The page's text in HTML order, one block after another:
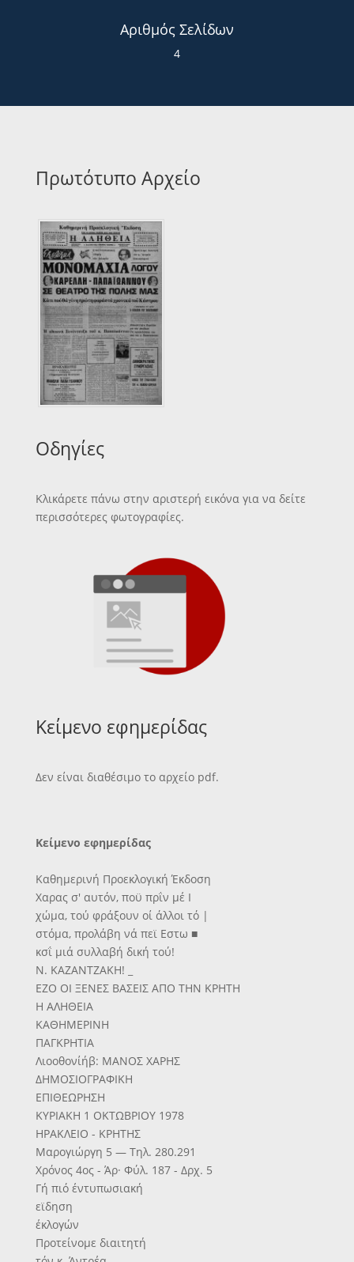
Αριθμός Σελίδων
4
Πρωτότυπο Αρχείο
Οδηγίες
Κλικάρετε πάνω στην αριστερή εικόνα για να δείτε
περισσότερες φωτογραφίες.
Κείμενο εφημερίδας
Δεν είναι διαθέσιμο το αρχείο pdf.
Κείμενο εφημερίδας
Καθημερινή Προεκλογική Έκδοση
Χαρας σ' αυτόν, ποϋ πρΐν μέ Ι
χώμα, τού φράξουν οί άλλοι τό |
στόμα, προλάβη νά πεϊ Εστω ■
κσΐ μιά συλλαβή δική τού!
Ν. ΚΑΖΑΝΤΖΑΚΗ! _
ΕΖΟ ΟΙ ΞΕΝΕΣ ΒΑΣΕΙΣ ΑΠΟ ΤΗΝ ΚΡΗΤΗ
Η ΑΛΗΘΕΙΑ
ΚΑΘΗΜΕΡΙΝΗ
ΠΑΓΚΡΗΤΙΑ
Λιοοθονίήβ: ΜΑΝΟΣ ΧΑΡΗΣ
ΔΗΜΟΣΙΟΓΡΑΦΙΚΗ
ΕΠΙΘΕΩΡΗΣΗ
ΚΥΡΙΑΚΗ 1 ΟΚΤΩΒΡΙΟΥ 1978
ΗΡΑΚΛΕΙΟ - ΚΡΗΤΗΣ
Μαρογιώργη 5 — Τηλ. 280.291
Χρόνος 4ος - Άρ· Φύλ. 187 - Δρχ. 5
Γή πιό έντυπωσιακή
εϊδηση
έκλογών
Προτείνομε διαιτητή